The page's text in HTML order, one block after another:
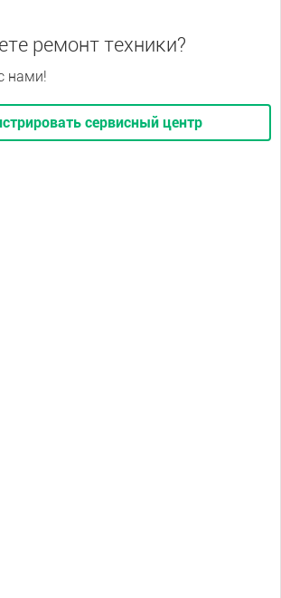
ремонт техники?
нами!
сервисный центр